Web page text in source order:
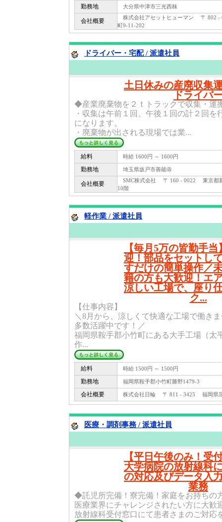
勤務地 大分県中津市三光西秣
会社概要
株式会社アセットヒューマン 〒 802 -
町9-11-202
ドライバー・宅配 / 派遣社員
土日休みの産廃収集
ドライバ
◆産業廃棄物を２ｔトラックで収集・運
・収集は午前１回、午後１回の計２回
になります。
・廃棄物が出される現場では業...
給料 時給 1600円 ～ 1600円
勤務地 埼玉県坂戸市善能寺
会社概要
SMC株式会社 〒 160 - 0022 東京都
10階
軽作業 / 派遣社員
【毎月5万の皆勤手
迎！部品をセットし
すだけの簡単操作／
籍の方も大歓迎！エ
涼しい工場で、座り
ク...
【仕事内容】
＼8月から、涼しくて快適な工場で働き
多数活躍中です！／
福岡県鞍手郡小竹町にある大手工場（太
作...
給料 時給 1500円 ～ 1500円
勤務地 福岡県鞍手郡小竹町勝野1479-3
会社概要 株式会社日輪 〒 811 - 3425 福岡県宗
医療・調剤事務 / 派遣社員
【平日午後のみ！受
大学病院の放射線科
の対応及びデータ入
業務
◆託児所完備！寮完備！家庭をお持ちの
医療業界にチャレンジされたい方に大歓
放射線科受付窓口にて患者さまのご対応